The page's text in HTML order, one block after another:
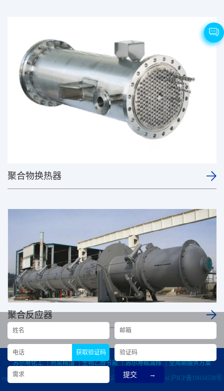
聚合物换热器
聚合反应器
苏尔寿化工 | 热泵精馏 | 生物乙醇节能 | 苏尔寿碳减排 | 全周期服务方案
copyright ©2024 苏尔寿化工（上海）有限公司 All Right Reserved 沪ICP备19034538号
获取验证码